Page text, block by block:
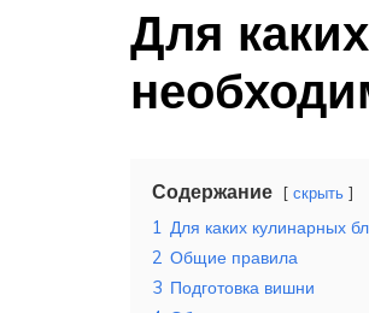
Для
Содержание скрыть
1 Для каких кулинарных
2 Общие правила
3 Подготовка вишни